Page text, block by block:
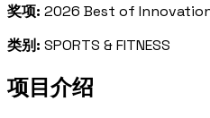
奖项: 2026 Best of
类别: SPORTS & FITNESS
项目介绍